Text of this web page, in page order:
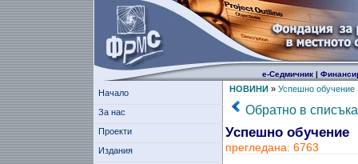
е-Седмичник|
Начало
За нас
Проекти
Издания
НОВИНИ» Успешно обучение
Обратно в списъка
Успешно обучение
прегледана: 6763